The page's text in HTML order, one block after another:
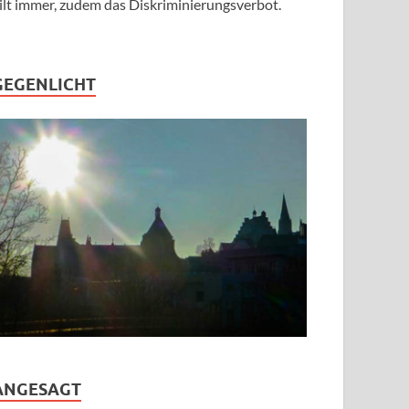
immer, zudem das Diskriminierungsverbot.